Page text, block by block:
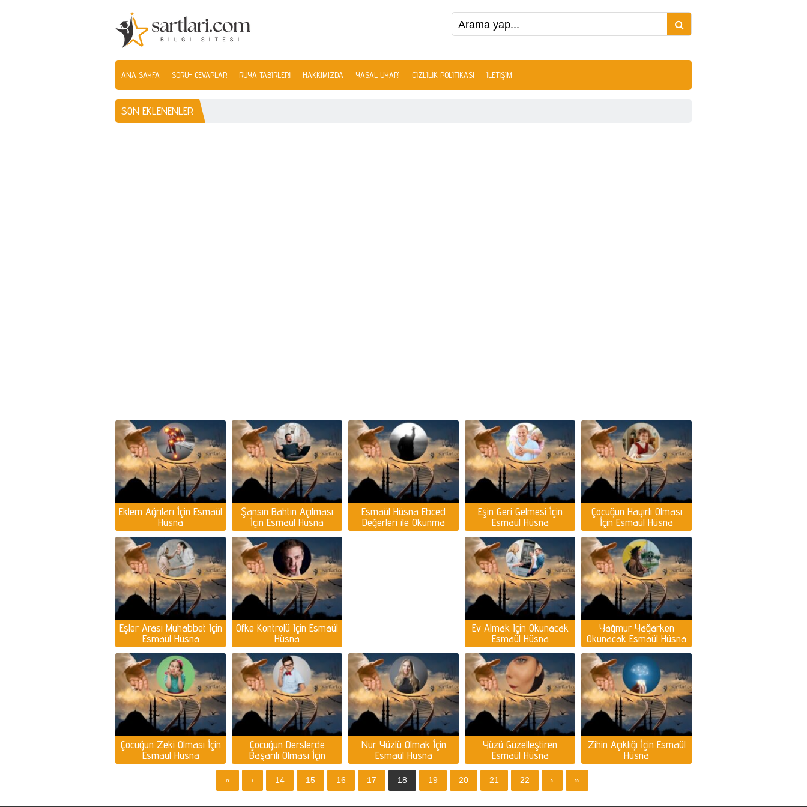
ANA SAYFA SORU- CEVAPLAR RÜYA TABIRLERI HAKKIMIZDA YASAL UYARI GIZLILIK POLITIKASI İLETIŞIM
SON EKLENENLER
Eklem Ağrıları İçin Esmaül
Hüsna
Şansın Bahtın Açılması
İçin Esmaül Hüsna
Esmaül Hüsna Ebced
Değerleri ile Okunma
Saatleri
Eşin Geri Gelmesi İçin
Esmaül Hüsna
Çocuğun Hayırlı Olması
İçin Esmaül Hüsna
Eşler Arası Muhabbet İçin
Esmaül Hüsna
Öfke Kontrolü İçin Esmaül
Hüsna
Ev Almak İçin Okunacak
Esmaül Hüsna
Yağmur Yağarken
Okunacak Esmaül Hüsna
Çocuğun Zeki Olması İçin
Esmaül Hüsna
Çocuğun Derslerde
Başarılı Olması İçin
Esmaül Hüsna
Nur Yüzlü Olmak İçin
Esmaül Hüsna
Yüzü Güzelleştiren
Esmaül Hüsna
Zihin Açıklığı İçin Esmaül
Hüsna
« ‹ 14 15 16 17 18 19 20 21 22 › »